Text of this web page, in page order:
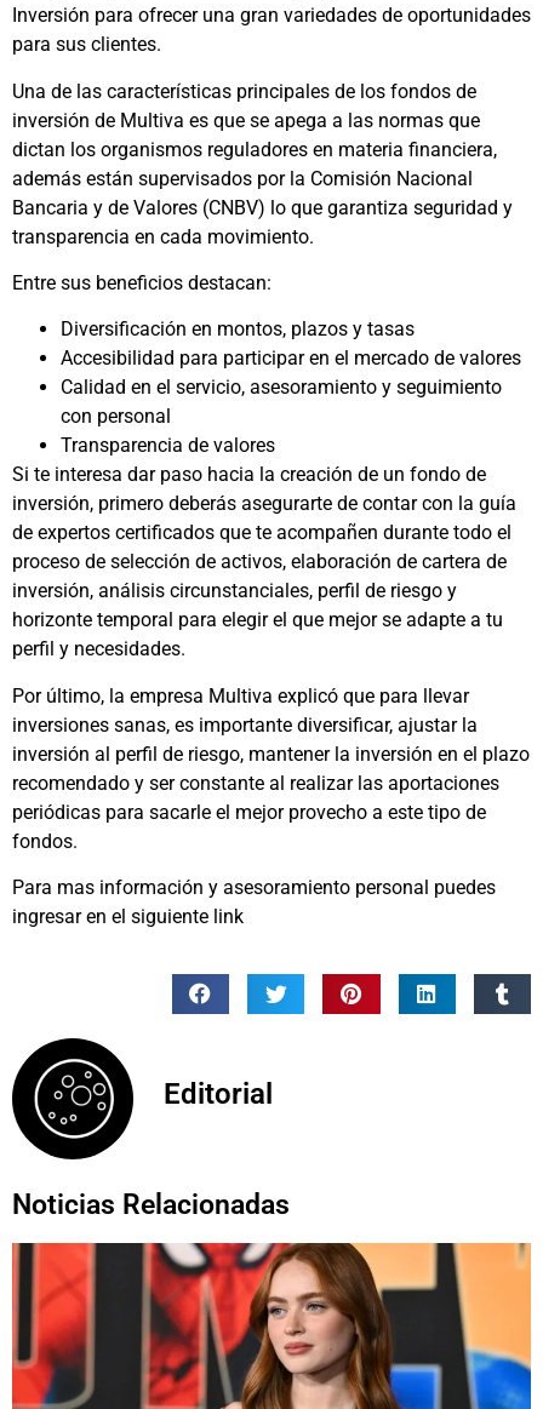
Inversión para ofrecer una gran variedades de oportunidades
para sus clientes.
Una de las características principales de los fondos de
inversión de Multiva es que se apega a las normas que
dictan los organismos reguladores en materia financiera,
además están supervisados por la Comisión Nacional
Bancaria y de Valores (CNBV) lo que garantiza seguridad y
transparencia en cada movimiento.
Entre sus beneficios destacan:
Diversificación en montos, plazos y tasas
Accesibilidad para participar en el mercado de valores
Calidad en el servicio, asesoramiento y seguimiento
con personal
Transparencia de valores
Si te interesa dar paso hacia la creación de un fondo de
inversión, primero deberás asegurarte de contar con la guía
de expertos certificados que te acompañen durante todo el
proceso de selección de activos, elaboración de cartera de
inversión, análisis circunstanciales, perfil de riesgo y
horizonte temporal para elegir el que mejor se adapte a tu
perfil y necesidades.
Por último, la empresa Multiva explicó que para llevar
inversiones sanas, es importante diversificar, ajustar la
inversión al perfil de riesgo, mantener la inversión en el plazo
recomendado y ser constante al realizar las aportaciones
periódicas para sacarle el mejor provecho a este tipo de
fondos.
Para mas información y asesoramiento personal puedes
ingresar en el siguiente link
Editorial
Noticias Relacionadas